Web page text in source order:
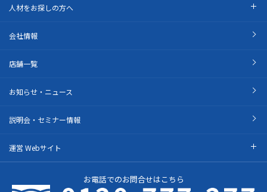
人材をお探しの方へ
会社情報
店舗一覧
お知らせ・ニュース
説明会・セミナー情報
運営 Webサイト
お電話でのお問合せはこちら